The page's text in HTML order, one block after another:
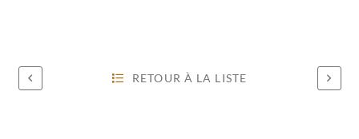
RETOUR À LA LISTE